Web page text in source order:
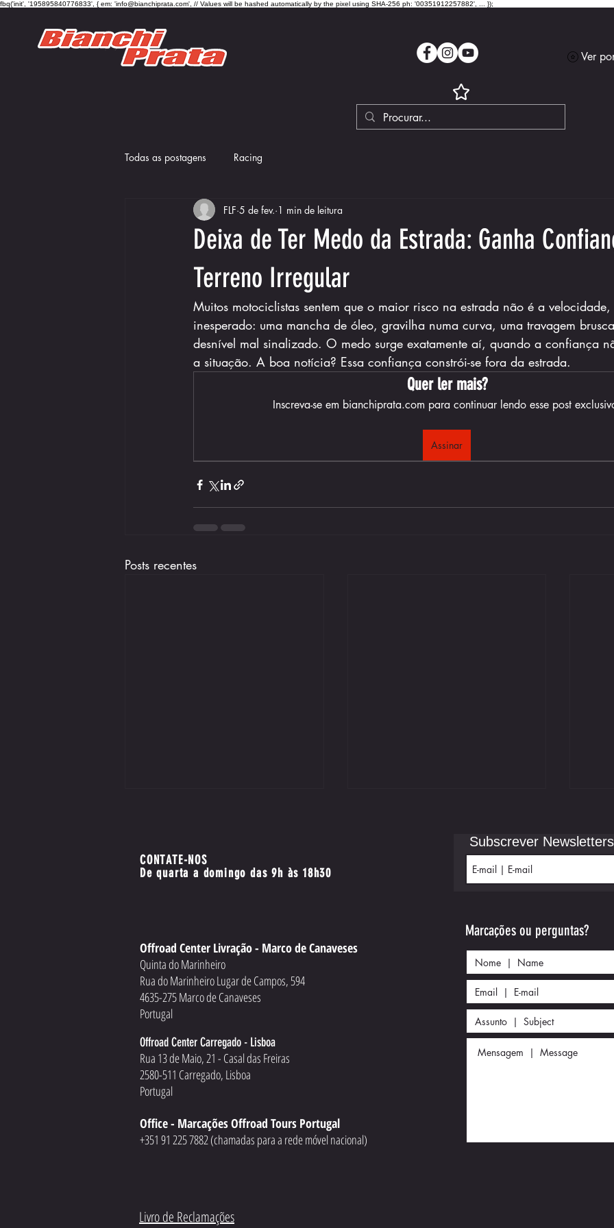
fbq('init', '195895840776833', { em: 'info@bianchiprata.com', // Values will be hashed automatically by the pixel using SHA-256 ph: '00351912257882', ... });
Ver
Todas as postagens Racing
Deixa de Ter Medo da Estrada: Ganha
Terreno Irregular
FLF 5 de fev. 1 min de leitura
Muitos motociclistas sentem que o maior risco na estrada não é a
inesperado: uma mancha de óleo, gravilha numa curva, uma travagem
desnível mal sinalizado. O medo surge exatamente aí, quando a confiança
a situação. A boa notícia? Essa confiança constrói-se fora da estrada.
Quer ler mais?
Inscreva-se em bianchiprata.com para continuar lendo esse post
Assinar
Posts recentes
🏍️ Novas Datas Disponíveis + eGift
Guia
com
CONTATE-NOS
De quarta a domingo das 9h às 18h30
Subscrever Newsletters
Offroad Center Livração - Marco de Canaveses
Quinta do Marinheiro
Rua do Marinheiro Lugar de Campos, 594
4635-275 Marco de Canaveses
Portugal
Marcações ou perguntas?
Offroad Center Carregado - Lisboa
Rua 13 de Maio, 21 - Casal das Freiras
2580-511 Carregado, Lisboa
Portugal
Office - Marcações Offroad Tours Portugal
+351 91 225 7882 (chamadas para a rede móvel nacional)
Livro de Reclamações